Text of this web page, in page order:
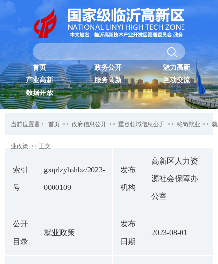
首页 政务公开
魅力高新
产业高新
服务高新
互动交流
数据开放
当前位置是： 首页 >> 政府信息公开 >> 重点领域信息公开 >> 稳岗就业 >> 就
业政策 >> 正文
索引
号
gxqrlzyhshbz/2023-
0000109
发布
机构
高新区人力资
源社会保障办
公室
公开
目录
就业政策
发布
日期
2023-08-01